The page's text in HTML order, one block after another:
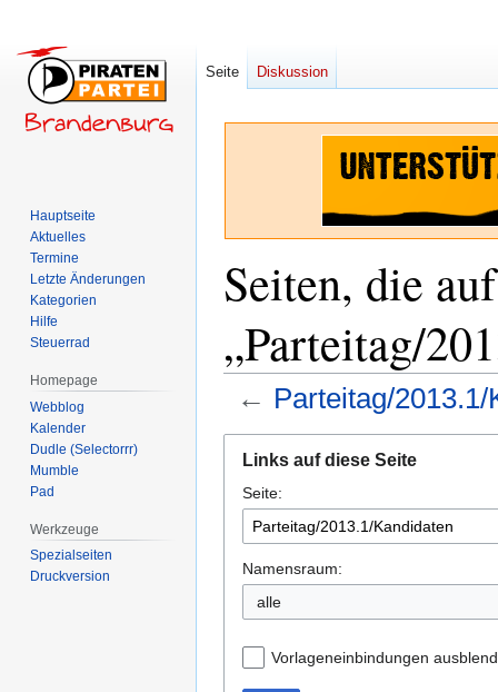
Seiten, die auf
„Parteitag/
← Parteitag/2013.1/
Navigation
springen
Suche
springen
Links auf diese Seite
Seite:
Namensraum:
alle
Vorlageneinbindungen
Seite Diskussion
Hauptseite
Aktuelles
Termine
Letzte Änderungen
Kategorien
Hilfe
Steuerrad
Homepage
Webblog
Kalender
Dudle (Selectorrr)
Mumble
Pad
Werkzeuge
Spezialseiten
Druckversion